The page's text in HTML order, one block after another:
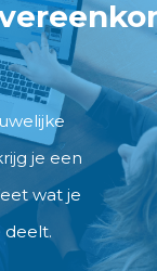
je een
wat je
deelt.